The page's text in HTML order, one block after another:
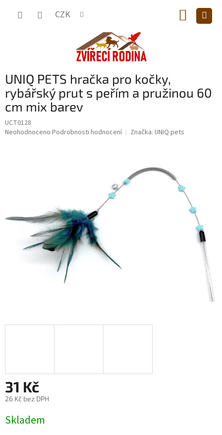
CZK
KOŠÍK
UNIQ PETS hračka pro kočky,
rybářský prut s peřím a pružinou 60
cm mix barev
UCT0128
Průměrné
Neohodnoceno Podrobnosti hodnocení Značka: UNIQ pets
31 Kč
26 Kč bez DPH
cena:
Skladem